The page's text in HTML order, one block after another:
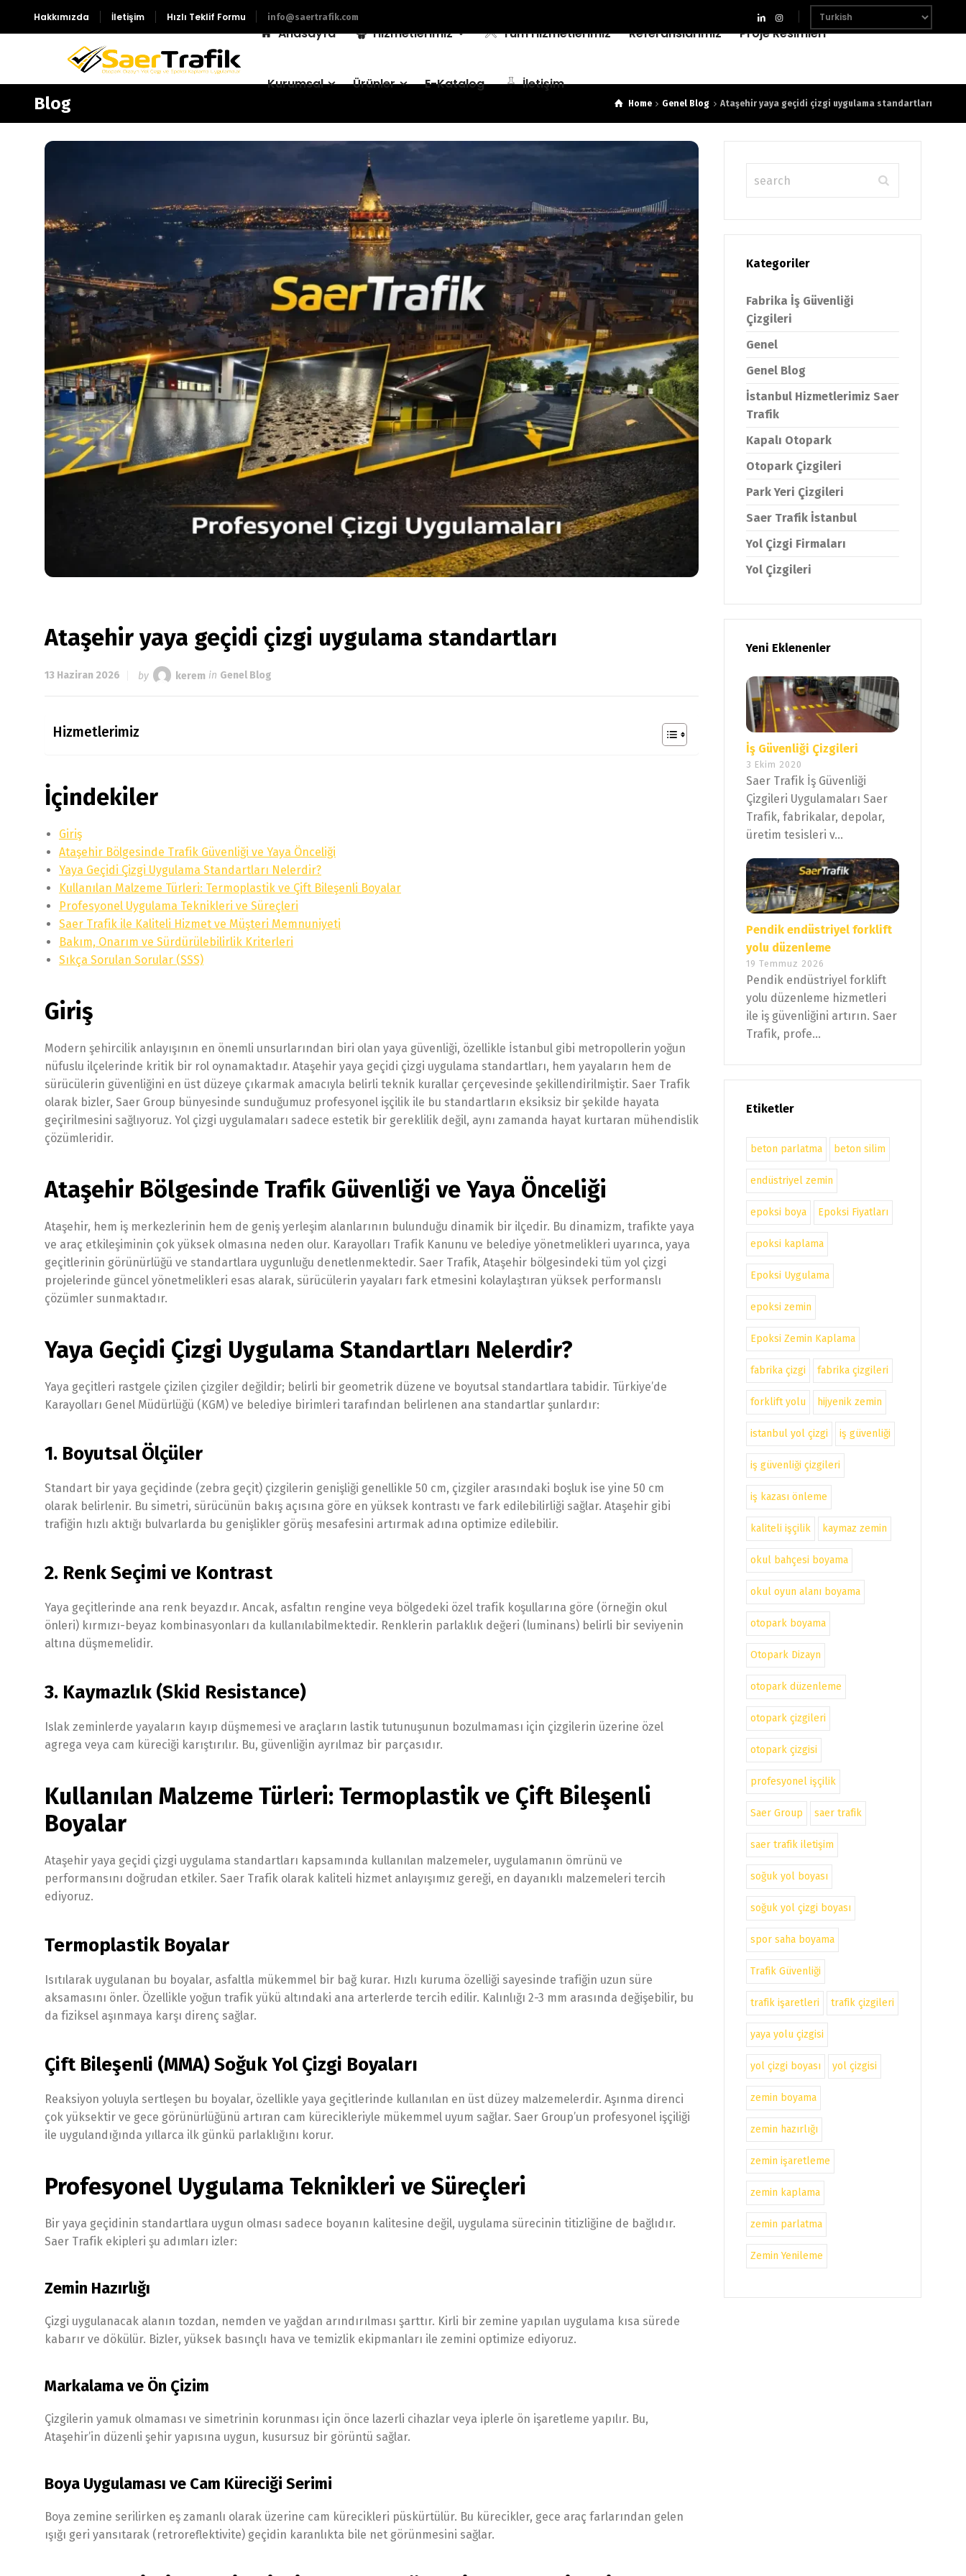
Hakkımızda İletişim Hızlı Teklif Formu info@saertrafik.com
Anasayfa Hizmetlerimiz Tüm Hizmetlerimiz Referanslarımız Proje Resimleri
Kurumsal Ürünler E-Katalog İletişim
Blog Home Genel Blog Ataşehir yaya geçidi çizgi uygulama standartları
Ataşehir yaya geçidi çizgi uygulama standartları
13 Haziran 2026 by kerem in Genel Blog
Hizmetlerimiz
İçindekiler
Giriş
Ataşehir Bölgesinde Trafik Güvenliği ve Yaya Önceliği
Yaya Geçidi Çizgi Uygulama Standartları Nelerdir?
Kullanılan Malzeme Türleri: Termoplastik ve Çift Bileşenli Boyalar
Profesyonel Uygulama Teknikleri ve Süreçleri
Saer Trafik ile Kaliteli Hizmet ve Müşteri Memnuniyeti
Bakım, Onarım ve Sürdürülebilirlik Kriterleri
Sıkça Sorulan Sorular (SSS)
Giriş
Modern şehircilik anlayışının en önemli unsurlarından biri olan yaya güvenliği, özellikle İstanbul gibi metropollerin yoğun
nüfuslu ilçelerinde kritik bir rol oynamaktadır. Ataşehir yaya geçidi çizgi uygulama standartları, hem yayaların hem de
sürücülerin güvenliğini en üst düzeye çıkarmak amacıyla belirli teknik kurallar çerçevesinde şekillendirilmiştir. Saer Trafik
olarak bizler, Saer Group bünyesinde sunduğumuz profesyonel işçilik ile bu standartların eksiksiz bir şekilde hayata
geçirilmesini sağlıyoruz. Yol çizgi uygulamaları sadece estetik bir gereklilik değil, aynı zamanda hayat kurtaran mühendislik
çözümleridir.
Ataşehir Bölgesinde Trafik Güvenliği ve Yaya Önceliği
Ataşehir, hem iş merkezlerinin hem de geniş yerleşim alanlarının bulunduğu dinamik bir ilçedir. Bu dinamizm, trafikte yaya
ve araç etkileşiminin çok yüksek olmasına neden olur. Karayolları Trafik Kanunu ve belediye yönetmelikleri uyarınca, yaya
geçitlerinin görünürlüğü ve standartlara uygunluğu denetlenmektedir. Saer Trafik, Ataşehir bölgesindeki tüm yol çizgi
projelerinde güncel yönetmelikleri esas alarak, sürücülerin yayaları fark etmesini kolaylaştıran yüksek performanslı
çözümler sunmaktadır.
Yaya Geçidi Çizgi Uygulama Standartları Nelerdir?
Yaya geçitleri rastgele çizilen çizgiler değildir; belirli bir geometrik düzene ve boyutsal standartlara tabidir. Türkiye’de
Karayolları Genel Müdürlüğü (KGM) ve belediye birimleri tarafından belirlenen ana standartlar şunlardır:
1. Boyutsal Ölçüler
Standart bir yaya geçidinde (zebra geçit) çizgilerin genişliği genellikle 50 cm, çizgiler arasındaki boşluk ise yine 50 cm
olarak belirlenir. Bu simetri, sürücünün bakış açısına göre en yüksek kontrastı ve fark edilebilirliği sağlar. Ataşehir gibi
trafiğin hızlı aktığı bulvarlarda bu genişlikler görüş mesafesini artırmak adına optimize edilebilir.
2. Renk Seçimi ve Kontrast
Yaya geçitlerinde ana renk beyazdır. Ancak, asfaltın rengine veya bölgedeki özel trafik koşullarına göre (örneğin okul
önleri) kırmızı-beyaz kombinasyonları da kullanılabilmektedir. Renklerin parlaklık değeri (luminans) belirli bir seviyenin
altına düşmemelidir.
3. Kaymazlık (Skid Resistance)
Islak zeminlerde yayaların kayıp düşmemesi ve araçların lastik tutunuşunun bozulmaması için çizgilerin üzerine özel
agrega veya cam küreciği karıştırılır. Bu, güvenliğin ayrılmaz bir parçasıdır.
Kullanılan Malzeme Türleri: Termoplastik ve Çift Bileşenli
Boyalar
Ataşehir yaya geçidi çizgi uygulama standartları kapsamında kullanılan malzemeler, uygulamanın ömrünü ve
performansını doğrudan etkiler. Saer Trafik olarak kaliteli hizmet anlayışımız gereği, en dayanıklı malzemeleri tercih
ediyoruz.
Termoplastik Boyalar
Isıtılarak uygulanan bu boyalar, asfaltla mükemmel bir bağ kurar. Hızlı kuruma özelliği sayesinde trafiğin uzun süre
aksamasını önler. Özellikle yoğun trafik yükü altındaki ana arterlerde tercih edilir. Kalınlığı 2-3 mm arasında değişebilir, bu
da fiziksel aşınmaya karşı direnç sağlar.
Çift Bileşenli (MMA) Soğuk Yol Çizgi Boyaları
Reaksiyon yoluyla sertleşen bu boyalar, özellikle yaya geçitlerinde kullanılan en üst düzey malzemelerdir. Aşınma direnci
çok yüksektir ve gece görünürlüğünü artıran cam kürecikleriyle mükemmel uyum sağlar. Saer Group’un profesyonel işçiliği
ile uygulandığında yıllarca ilk günkü parlaklığını korur.
Profesyonel Uygulama Teknikleri ve Süreçleri
Bir yaya geçidinin standartlara uygun olması sadece boyanın kalitesine değil, uygulama sürecinin titizliğine de bağlıdır.
Saer Trafik ekipleri şu adımları izler:
Zemin Hazırlığı
Çizgi uygulanacak alanın tozdan, nemden ve yağdan arındırılması şarttır. Kirli bir zemine yapılan uygulama kısa sürede
kabarır ve dökülür. Bizler, yüksek basınçlı hava ve temizlik ekipmanları ile zemini optimize ediyoruz.
Markalama ve Ön Çizim
Çizgilerin yamuk olmaması ve simetrinin korunması için önce lazerli cihazlar veya iplerle ön işaretleme yapılır. Bu,
Ataşehir’in düzenli şehir yapısına uygun, kusursuz bir görüntü sağlar.
Boya Uygulaması ve Cam Küreciği Serimi
Boya zemine serilirken eş zamanlı olarak üzerine cam kürecikleri püskürtülür. Bu kürecikler, gece araç farlarından gelen
ışığı geri yansıtarak (retroreflektivite) geçidin karanlıkta bile net görünmesini sağlar.
Kategoriler
Fabrika İş Güvenliği
Çizgileri
Genel
Genel Blog
İstanbul Hizmetlerimiz Saer
Trafik
Kapalı Otopark
Otopark Çizgileri
Park Yeri Çizgileri
Saer Trafik İstanbul
Yol Çizgi Firmaları
Yol Çizgileri
Yeni Eklenenler
İş Güvenliği Çizgileri
3 Ekim 2020
Saer Trafik İş Güvenliği
Çizgileri Uygulamaları Saer
Trafik, fabrikalar, depolar,
üretim tesisleri v...
Pendik endüstriyel forklift
yolu düzenleme
19 Temmuz 2026
Pendik endüstriyel forklift
yolu düzenleme hizmetleri
ile iş güvenliğini artırın. Saer
Trafik, profe...
Etiketler
beton parlatma beton silim
endüstriyel zemin
epoksi boya Epoksi Fiyatları
epoksi kaplama
Epoksi Uygulama
epoksi zemin
Epoksi Zemin Kaplama
fabrika çizgi fabrika çizgileri
forklift yolu hijyenik zemin
istanbul yol çizgi iş güvenliği
iş güvenliği çizgileri
iş kazası önleme
kaliteli işçilik kaymaz zemin
okul bahçesi boyama
okul oyun alanı boyama
otopark boyama
Otopark Dizayn
otopark düzenleme
otopark çizgileri
otopark çizgisi
profesyonel işçilik
Saer Group saer trafik
saer trafik iletişim
soğuk yol boyası
soğuk yol çizgi boyası
spor saha boyama
Trafik Güvenliği
trafik işaretleri trafik çizgileri
yaya yolu çizgisi
yol çizgi boyası yol çizgisi
zemin boyama
zemin hazırlığı
zemin işaretleme
zemin kaplama
zemin parlatma
Zemin Yenileme